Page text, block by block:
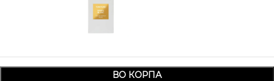
16.920,00
ВО КОРПА